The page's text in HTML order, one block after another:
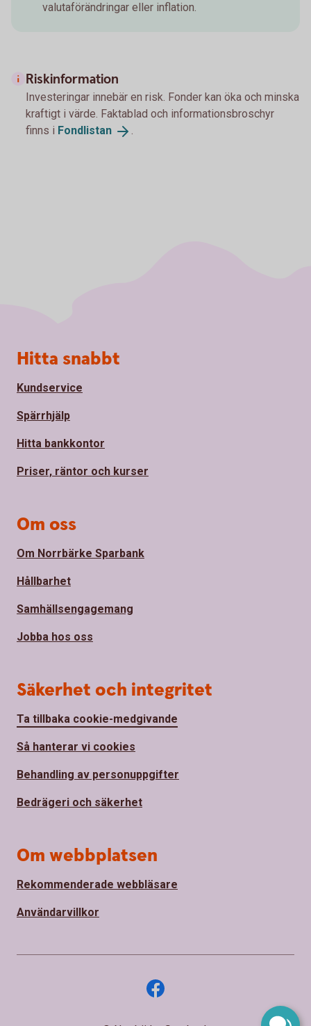
valutaförändringar eller inflation.
Riskinformation
Investeringar innebär en risk. Fonder kan öka och minska
kraftigt i värde. Faktablad och informationsbroschyr
finns i Fondlistan .
Sidfot
Hitta snabbt
Kundservice
Spärrhjälp
Hitta bankkontor
Priser, räntor och kurser
Om oss
Om Norrbärke Sparbank
Hållbarhet
Samhällsengagemang
Jobba hos oss
Säkerhet och integritet
Ta tillbaka cookie-medgivande
Så hanterar vi cookies
Behandling av personuppgifter
Bedrägeri och säkerhet
Om webbplatsen
Rekommenderade webbläsare
Användarvillkor